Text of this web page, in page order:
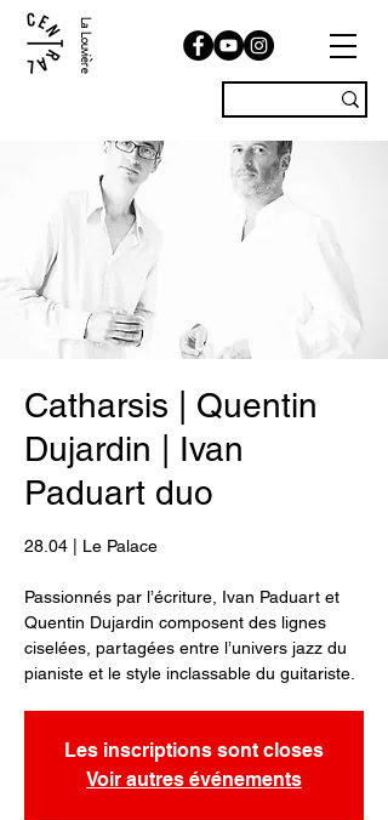
La Louvière
Catharsis | Quentin
Dujardin | Ivan
Paduart duo
28.04 | Le Palace
Passionnés par l’écriture, Ivan Paduart et
Quentin Dujardin composent des lignes
ciselées, partagées entre l’univers jazz du
Les inscriptions sont closes
Voir autres événements